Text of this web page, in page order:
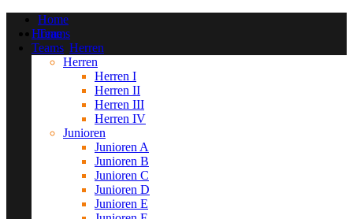
Home
Teams
Herren
Herren I
Herren II
Herren III
Herren IV
Junioren
Junioren A
Junioren B
Junioren C
Junioren D
Junioren E
Home
Teams
Herren
Herren II
Herren III
Herren IV
Junioren
Junioren A
Junioren B
Junioren C
Junioren D
Junioren E
Junioren F